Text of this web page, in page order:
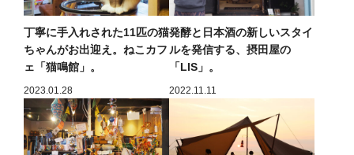
丁寧に手入れされた11匹の猫
ちゃんがお出迎え。ねこカフ
ェ「猫鳴館」。
2023.01.28
発酵と日本酒の新しいスタイ
ルを発信する、摂田屋の
「LIS」。
2022.11.11